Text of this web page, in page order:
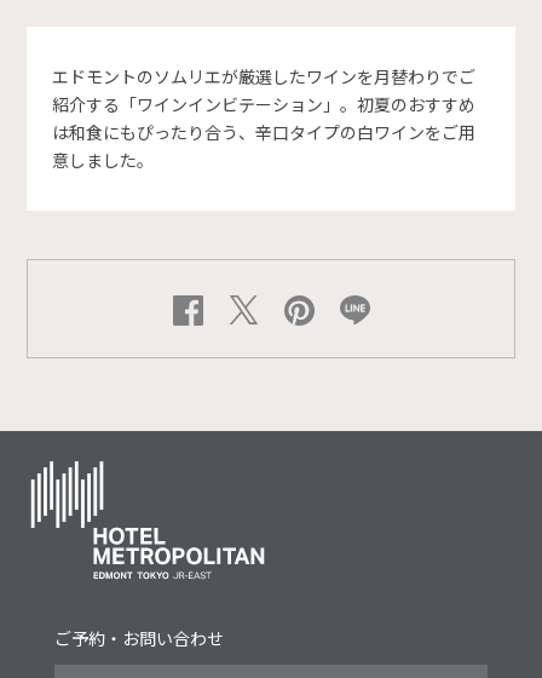
エドモントのソムリエが厳選したワインを月替わりでご
紹介する「ワインインビテーション」。初夏のおすすめ
は和食にもぴったり合う、辛口タイプの白ワインをご用
意しました。
ご予約・お問い合わせ